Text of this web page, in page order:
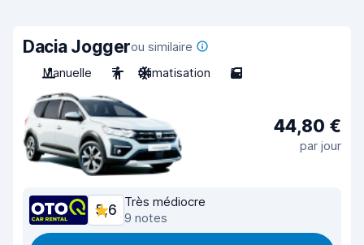
Dacia Joggerou similaire
Manuelle
7 Climatisation 5
44,80 €
par jour
5,6
Très médiocre
9 notes